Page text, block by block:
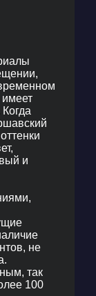
в
Такое
образ
их место
имеет
с тем
ничего
спальни и
в темных
по
каждому
и
не
так
100